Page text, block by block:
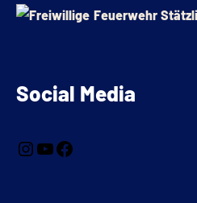
Social Media